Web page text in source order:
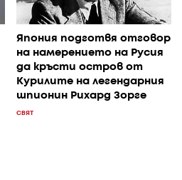
Япония подготвя отговор
на намерението на Русия
да кръсти остров от
Курилите на легендарния
шпионин Рихард Зорге
СВЯТ